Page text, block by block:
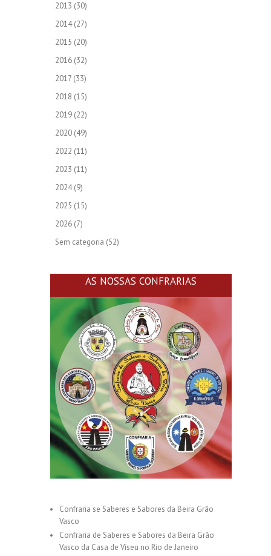
2013 (30)
2014(27)
2015 (20)
2016 (32)
2017 (33)
2018 (15)
2019 (22)
2020 (49)
2022 (11)
2023 (11)
2024(9)
2025 (15)
2026 (7)
Sem categoria (52)
AS NOSSAS CONFRARIAS
Confraria se Saberes e Sabores da Beira Grão
Vasco
Confraria de Saberes e Sabores da Beira Grão
Vasco da Casa de Viseu no Rio de Janeiro